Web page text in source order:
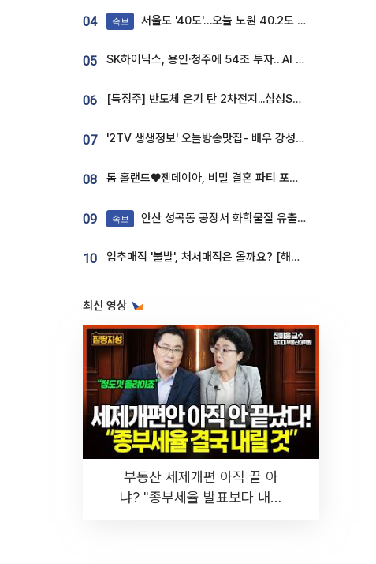
04 속보 서울도 '40도'…오늘 노원 40.2도 기록
05 SK하이닉스, 용인·청주에 54조 투자…AI 메모리 생산기지 키운다
06 [특징주] 반도체 온기 탄 2차전지...삼성SDI, 장 초반 7% 넘게 껑충
07 '2TV 생생정보' 오늘방송맛집- 배우 강성진 단골! 쌀국수ㆍ푸팟퐁 커리 맛집 '블○○○'
08 톰 홀랜드♥젠데이아, 비밀 결혼 파티 포착⋯호텔 대관비만 9억
09 속보 안산 성곡동 공장서 화학물질 유출 사고 발생
10 입추매직 '불발', 처서매직은 올까요? [해시태그]
최신 영상
부동산 세제개편 아직 끝 아
냐? "종부세율 발표보다 내릴